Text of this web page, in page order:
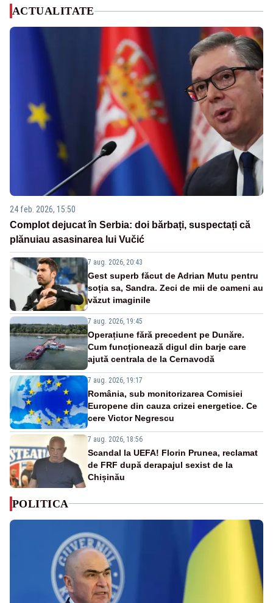
ACTUALITATE
24 feb. 2026, 15:50
Complot dejucat în Serbia: doi bărbați, suspectați că
plănuiau asasinarea lui Vučić
7 aug. 2026, 20:43
Gest superb făcut de Adrian Mutu pentru
soția sa, Sandra. Zeci de mii de oameni au
văzut imaginile
7 aug. 2026, 19:45
Operațiune fără precedent pe Dunăre.
Cum funcționează digul din barje care
ajută centrala de la Cernavodă
7 aug. 2026, 19:17
România, sub monitorizarea Comisiei
Europene din cauza crizei energetice. Ce
cere Victor Negrescu
7 aug. 2026, 18:56
Scandal la UEFA! Florin Prunea, reclamat
de FRF după derapajul sexist de la
Chișinău
POLITICA